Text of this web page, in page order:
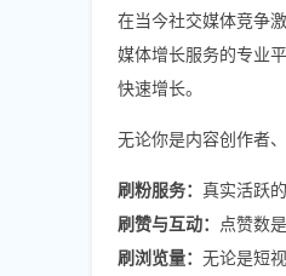
在当今社交媒体竞争
媒体增长服务的专
快速增长。
无论你是内容创作者
刷粉服务： 真实活跃
刷赞与互动： 点赞数
刷浏览量： 无论是短